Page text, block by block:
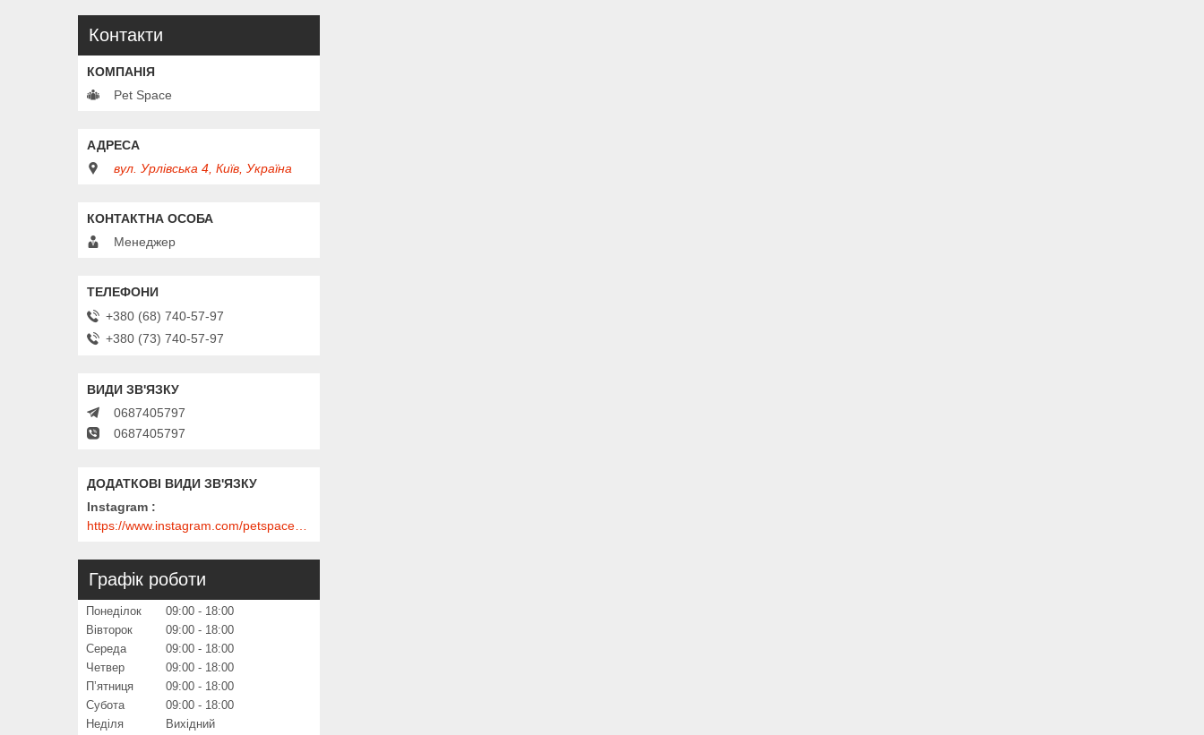
Контакти
Pet Space
вул. Урлівська 4, Київ, Україна
Менеджер
+380 (68) 740-57-97
+380 (73) 740-57-97
0687405797
0687405797
Instagram
Графік роботи
Понеділок 09:00
18:00
Вівторок
09:00
18:00
Середа
09:00
18:00
Четвер
09:00
18:00
Пʼятниця
09:00
18:00
Субота
09:00
18:00
Неділя
Вихідний